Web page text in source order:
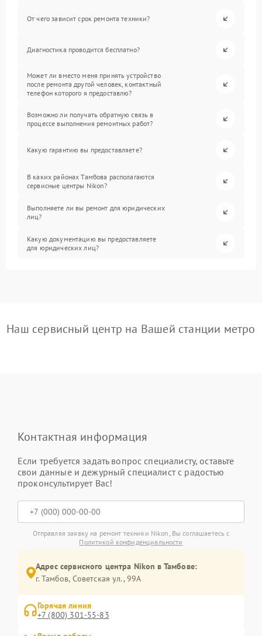
От чего зависит срок ремонта техники?
Диагностика проводится бесплатно?
Может ли вместо меня принять устройство
после ремонта другой человек, контактный
телефон которого я предоставлю?
Возможно ли получать обратную связь в
процессе выполнения ремонтных работ?
Какую гарантию вы предоставляете?
В каких районах Тамбова располагаются
сервисные центры Nikon?
Выполняете ли вы ремонт для юридических
лиц?
Какую документацию вы предоставляете
для юридических лиц?
Наш сервисный центр на Вашей станции метро
Контактная информация
Если требуется задать вопрос специалисту, оставьте
свои данные и дежурный специалист с радостью
проконсультирует Вас!
Отправляя заявку на ремонт техники Nikon, Вы соглашаетесь с
Политикой конфиденциальности
Адрес сервисного центра Nikon в Тамбове:
г. Тамбов, Советская ул., 99А
Горячая линия
+7 (800) 301-55-83